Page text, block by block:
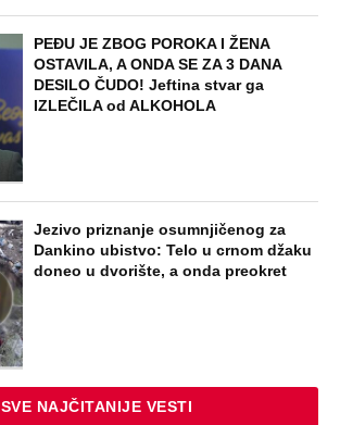
PEĐU JE ZBOG POROKA I ŽENA
OSTAVILA, A ONDA SE ZA 3 DANA
DESILO ČUDO! Jeftina stvar ga
IZLEČILA od ALKOHOLA
Jezivo priznanje osumnjičenog za
Dankino ubistvo: Telo u crnom džaku
doneo u dvorište, a onda preokret
SVE NAJČITANIJE VESTI